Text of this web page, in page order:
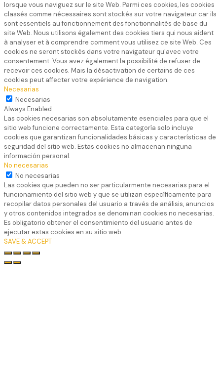
lorsque vous naviguez sur le site Web. Parmi ces cookies, les cookies
classés comme nécessaires sont stockés sur votre navigateur car ils
sont essentiels au fonctionnement des fonctionnalités de base du
site Web. Nous utilisons également des cookies tiers qui nous aident
à analyser et à comprendre comment vous utilisez ce site Web. Ces
cookies ne seront stockés dans votre navigateur qu'avec votre
consentement. Vous avez également la possibilité de refuser de
recevoir ces cookies. Mais la désactivation de certains de ces
cookies peut affecter votre expérience de navigation.
Necesarias
Necesarias
Always Enabled
Las cookies necesarias son absolutamente esenciales para que el
sitio web funcione correctamente. Esta categoría solo incluye
cookies que garantizan funcionalidades básicas y características de
seguridad del sitio web. Estas cookies no almacenan ninguna
información personal.
No necesarias
No necesarias
Las cookies que pueden no ser particularmente necesarias para el
funcionamiento del sitio web y que se utilizan específicamente para
recopilar datos personales del usuario a través de análisis, anuncios
y otros contenidos integrados se denominan cookies no necesarias.
Es obligatorio obtener el consentimiento del usuario antes de
ejecutar estas cookies en su sitio web.
SAVE & ACCEPT